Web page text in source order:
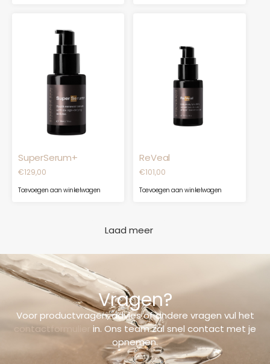
SuperSerum+
€129,00
Toevoegen aan winkelwagen
ReVeal
€101,00
Toevoegen aan winkelwagen
Laad meer
Vragen?
Voor productvragen, advies of andere vragen vul het
contactformulier
in. Ons team zal snel contact met je
opnemen.